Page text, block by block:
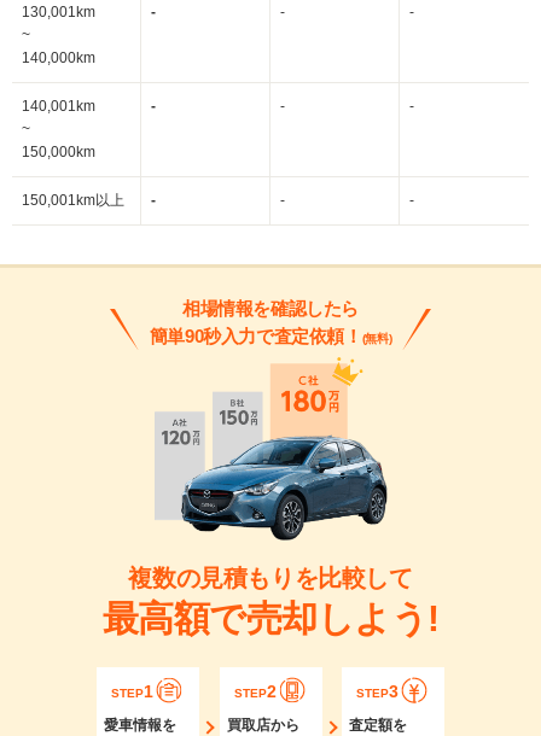
130,001km
~
140,000km
- - -
140,001km
~
150,000km
- - -
150,001km以上 - - -
相場情報を確認したら
簡単90秒入力で査定依頼！ (無料)
複数の見積もりを比較して
最高額で売却しよう!
STEP1
愛車情報を
STEP2
買取店から
STEP3
査定額を